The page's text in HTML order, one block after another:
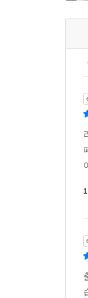
이
연
위
방
지
자
미
생
위
대
삶